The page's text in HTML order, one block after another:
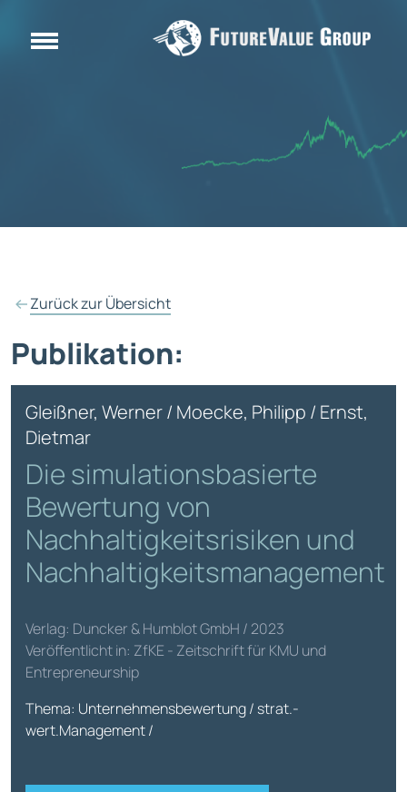
Zurück zur Übersicht
Publikation:
Gleißner, Werner / Moecke, Philipp / Ernst,
Dietmar
Die simulationsbasierte
Bewertung von
Nachhaltigkeitsrisiken und
Nachhaltigkeitsmanagement
Verlag: Duncker & Humblot GmbH / 2023
Veröffentlicht in: ZfKE - Zeitschrift für KMU und
Entrepreneurship
Thema: Unternehmensbewertung / strat.-
wert.Management /